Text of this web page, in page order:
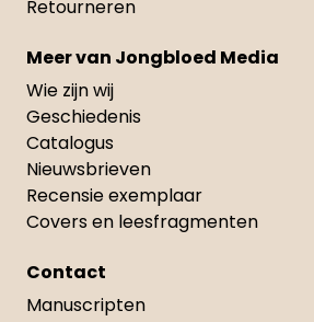
Retourneren
Meer van Jongbloed Media
Wie zijn wij
Geschiedenis
Catalogus
Nieuwsbrieven
Recensie exemplaar
Covers en leesfragmenten
Contact
Manuscripten